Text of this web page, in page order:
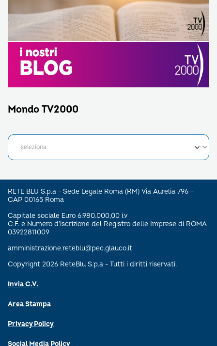
Mondo TV2000
RETE BLU S.p.a - Sede Legale Roma (RM) Via Aurelia 796 –
CAP 00165 Roma
Capitale sociale Euro 6.980.000,00 i.v
C.F. e Numero d’iscrizione del Registro delle Imprese di ROMA
03922811009
amministrazione.reteblu@pec.glauco.it
Copyright 2026 ReteBlu S.p.a - Tutti i diritti riservati.
Invia C.V.
Area Stampa
Privacy Policy
Social Media Policy